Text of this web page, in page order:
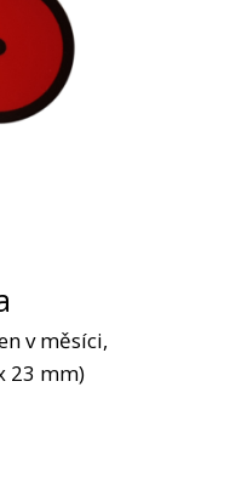
v měsíci,
23 mm)